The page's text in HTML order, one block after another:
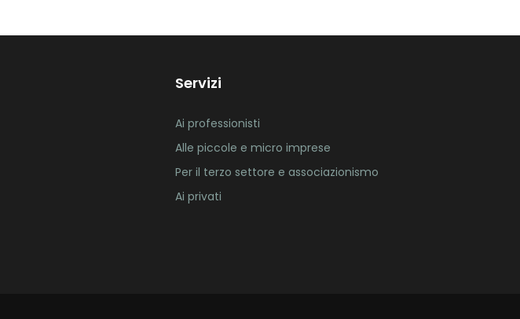
Servizi
Ai professionisti
Alle piccole e micro imprese
Per il terzo settore e associazionismo
Ai privati